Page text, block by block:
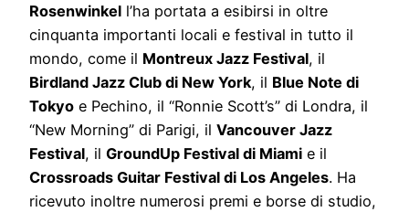
Rosenwinkel l’ha portata a esibirsi in oltre
cinquanta importanti locali e festival in tutto il
mondo, come il Montreux Jazz Festival, il
Birdland Jazz Club di New York, il Blue Note di
Tokyo e Pechino, il “Ronnie Scott’s” di Londra, il
“New Morning” di Parigi, il Vancouver Jazz
Festival, il GroundUp Festival di Miami e il
Crossroads Guitar Festival di Los Angeles. Ha
ricevuto inoltre numerosi premi e borse di studio,